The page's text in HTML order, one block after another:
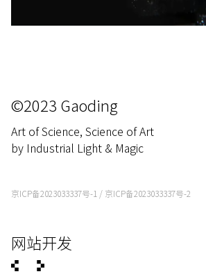
©2023 Gaoding
Art of Science, Science of Art
by Industrial Light & Magic
京ICP备2023033337号-1 / 京ICP备2023033337号-2
网站开发